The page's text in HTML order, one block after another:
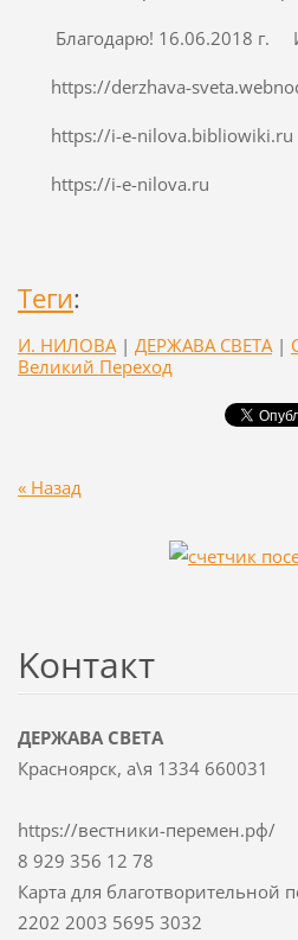
Благодарю! 16.06.2018
https://derzhava-
https://i-e-nilova.bibliowiki.ru
https://i-e-nilova.ru
Теги:
И. НИЛОВА | ДЕРЖАВА СВЕТА |
Великий Переход
« Назад
Koнтакт
ДЕРЖАВА СВЕТА
Красноярск, а\я 1334 660031
https://вестники-перемен.рф/
8 929 356 12 78
Карта для благотворительной
2202 2003 5695 3032